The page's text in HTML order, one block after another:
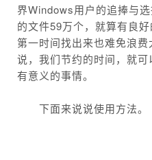
界Windows用户的追捧与
的文件59万个，就算有良
第一时间找出来也难免浪
说，我们节约的时间，就
有意义的事情。
下面来说说使用方法。